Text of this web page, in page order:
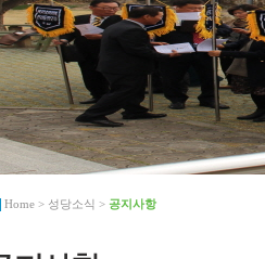
Home > 성당소식 > 공지사항